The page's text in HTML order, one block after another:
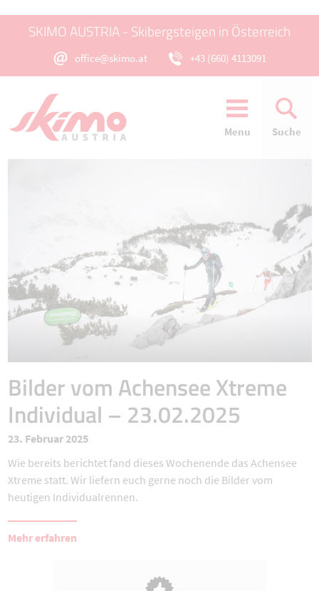
SKIMO AUSTRIA - Skibergsteigen in Österreich
office@skimo.at +43 (660) 4113091
Menu Suche
Bilder vom Achensee Xtreme
Individual – 23.02.2025
23. Februar 2025
Wie bereits berichtet fand dieses Wochenende das Achensee
Xtreme statt. Wir liefern euch gerne noch die Bilder vom
heutigen Individualrennen.
Mehr erfahren